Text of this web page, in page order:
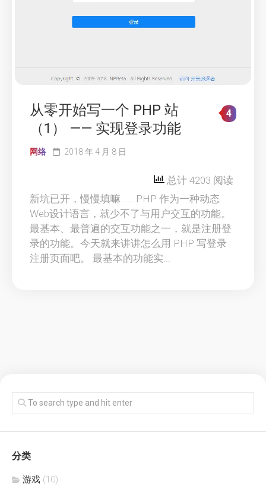
从零开始写一个 PHP 站
（1） —— 实现登录功能
4
网络 2018 年 4 月 8 日
总计 4203 阅读
新坑已开，慢慢填嘛…… PHP 作为一种动态
Web设计语言，就少不了与用户交互的功能。
最基本、最普遍的交互功能之一，就是注册登
录的功能。今天就来讲讲怎么用 PHP 写登录
注册页面吧。 最基本的功能实...
分类
游戏 (10)